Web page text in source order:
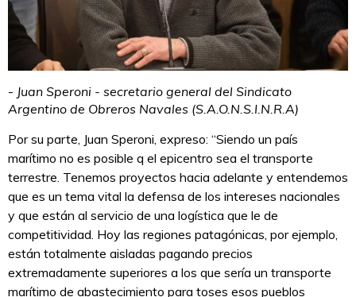
- Juan Speroni - secretario general del Sindicato
Argentino de Obreros Navales (S.A.O.N.S.I.N.R.A)
Por su parte, Juan Speroni, expreso: “Siendo un país
marítimo no es posible q el epicentro sea el transporte
terrestre. Tenemos proyectos hacia adelante y entendemos
que es un tema vital la defensa de los intereses nacionales
y que están al servicio de una logística que le de
competitividad. Hoy las regiones patagónicas, por ejemplo,
están totalmente aisladas pagando precios
extremadamente superiores a los que sería un transporte
marítimo de abastecimiento para toses esos pueblos